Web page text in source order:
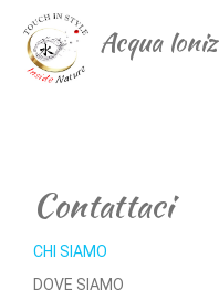
Acqua
Contattaci
CHI SIAMO
DOVE SIAMO